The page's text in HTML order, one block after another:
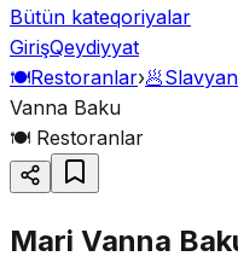
Bütün kateqoriyalar
GirişQeydiyyat
🍽️Restoranlar›🥟
Vanna Baku
🍽️ Restoranlar
Mari Vanna